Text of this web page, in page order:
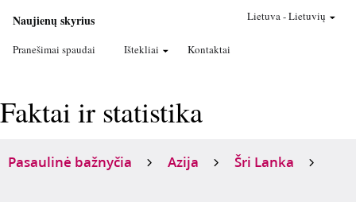
Naujienų skyrius
Pranešimai spaudai Ištekliai Kontaktai
Lietuva-Lietuvių
Faktai ir statistika
Pasaulinė bažnyčia Azija Šri Lanka